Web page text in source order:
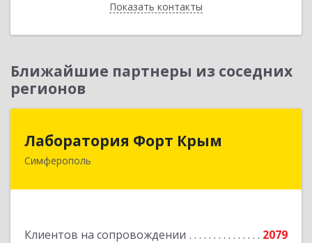
Показать контакты
Назад
Ближайшие партнеры из соседних
регионов
Лаборатория Форт Крым
Симферополь
Клиентов на сопровождении
2079
295034, Крым Респ, Симферополь г, Киевская